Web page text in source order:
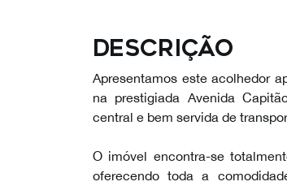
Descrição
Apresentamos este acolhedor
na prestigiada Avenida
central e bem servida de
O imóvel encontra-se
oferecendo toda a